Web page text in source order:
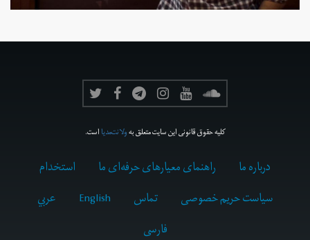
کلیه حقوق قانونی این سایت متعلق بهولانت‌مدیااست.
درباره ما راهنمای معیارهای حرفه‌ای ما
استخدام
سیاست حریم خصوصی
تماس English
عربي
فارسى